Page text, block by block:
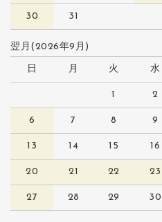
30 31
翌月(2026年9月)
日 月 火 水
1 2
6 7 8 9
13 14 15 16
20 21 22 23
27 28 29 30